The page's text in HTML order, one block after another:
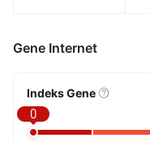
Gene Internet
Indeks Gene
0